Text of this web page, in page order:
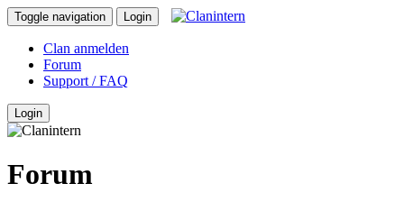
Toggle navigation Login
Clan anmelden
Forum
Support / FAQ
Login
Forum